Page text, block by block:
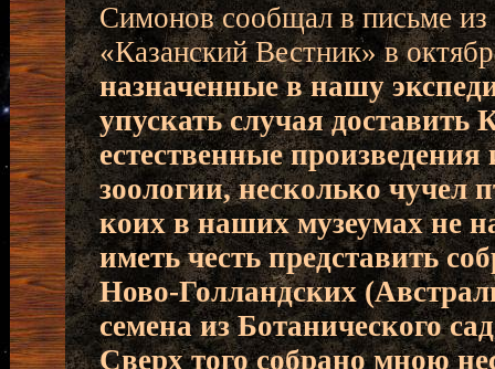
Симонов сообщал в письме из
«Казанский Вестник» в
назначенные в нашу
упускать случая доставить
естественные
зоологии, несколько чучел
коих в наших музеумах не
иметь честь представить
Ново-Голландских
семена из Ботанического
Сверх того собрано мною